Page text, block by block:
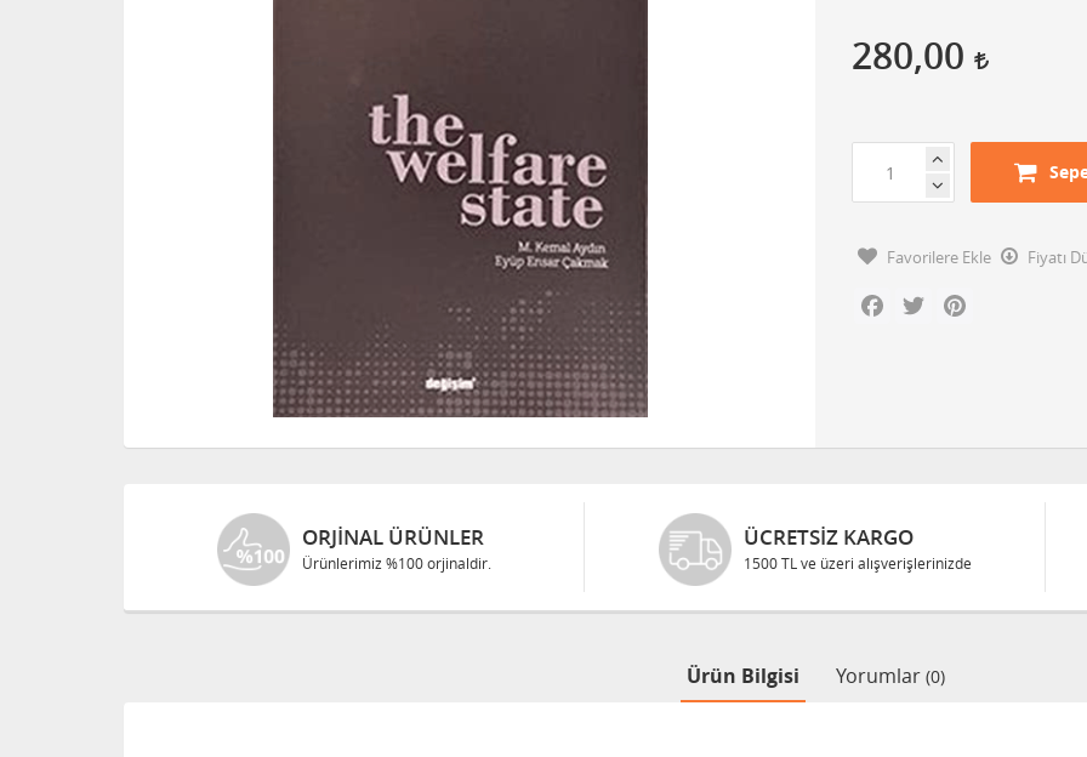
280,00
Favorilere Ekle
Fiyatı
Facebook
Twitter
ORJINAL ÜRÜNLER
Ürünlerimiz %100 orjinaldir.
ÜCRETSIZ KARGO
1500 TL ve üzeri alışverişlerinizde
Ürün Bilgisi Yorumlar (0)